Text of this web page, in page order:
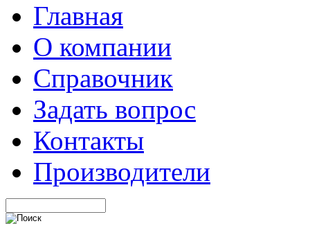
Главная
О компании
Справочник
Задать вопрос
Контакты
Производители